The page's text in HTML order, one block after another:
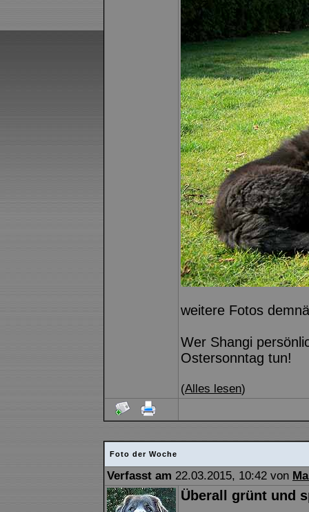
weitere Fotos
Wer Shangi
Ostersonntag tun!
(Alles lesen)
Foto der Woche
Verfasst am 22.03.2015, 10:42 von
Überall grünt und